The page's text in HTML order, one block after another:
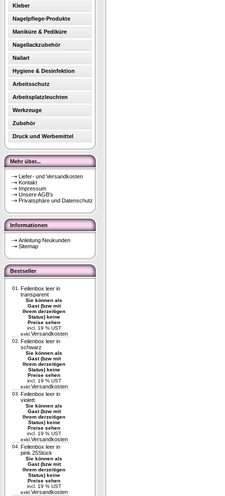
Kleber
Nagelpflege-Produkte
Maniküre & Pediküre
Nagellackzubehör
Nailart
Hygiene & Desinfektion
Arbeitsschutz
Arbeitsplatzleuchten
Werkzeuge
Zubehör
Druck und Werbemittel
Mehr über...
Liefer- und Versandkosten
Kontakt
Impressum
Unsere AGB's
Privatsphäre und Datenschutz
Informationen
Anleitung Neukunden
Sitemap
Bestseller
01.
Feilenbox leer in
transparent
Sie können als
Gast (bzw mit
Ihrem derzeitigen
Status) keine
Preise sehen
incl. 19 % UST
exkl. Versandkosten
02. Feilenbox leer in
schwarz
Sie können als
Gast (bzw mit
Ihrem derzeitigen
Status) keine
Preise sehen
incl. 19 % UST
exkl. Versandkosten
03. Feilenbox leer in
violett
Sie können als
Gast (bzw mit
Ihrem derzeitigen
Status) keine
Preise sehen
incl. 19 % UST
exkl. Versandkosten
04. Feilenbox leer in
pink 25Stück
Sie können als
Gast (bzw mit
Ihrem derzeitigen
Status) keine
Preise sehen
incl. 19 % UST
exkl. Versandkosten